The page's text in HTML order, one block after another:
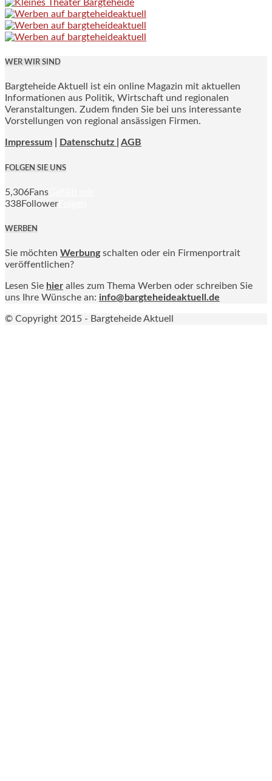
WER WIR SIND
Bargteheide Aktuell ist ein online Magazin mit aktuellen
Informationen aus Politik, Wirtschaft und regionalen
Veranstaltungen. Zudem finden Sie bei uns interessante
Vorstellungen von regional ansässigen Firmen.
Impressum Datenschutz | AGB
FOLGEN SIE UNS
5,306Fans
338Follower
WERBEN
Sie möchten Werbung schalten oder ein Firmenportrait
veröffentlichen?
Lesen Sie hier alles zum Thema Werben oder schreiben Sie
uns Ihre Wünsche an: info@bargteheideaktuell.de
© Copyright 2015 - Bargteheide Aktuell